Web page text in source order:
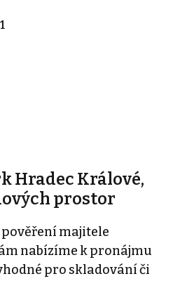
Hradec Králové,
prostor
majitele
nabízíme k pronájmu
pro skladování či